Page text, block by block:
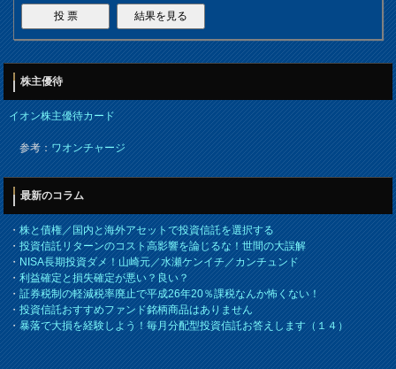
株主優待
イオン株主優待カード
参考：ワオンチャージ
最新のコラム
・株と債権／国内と海外アセットで投資信託を選択する
・投資信託リターンのコスト高影響を論じるな！世間の大誤解
・NISA長期投資ダメ！山崎元／水瀬ケンイチ／カンチュンド
・利益確定と損失確定が悪い？良い？
・証券税制の軽減税率廃止で平成26年20％課税なんか怖くない！
・投資信託おすすめファンド銘柄商品はありません
・暴落で大損を経験しよう！毎月分配型投資信託お答えします（１４）